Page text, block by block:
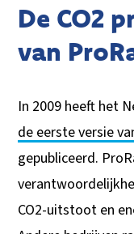
De CO2
van
In 2009 heeft het
de eerste versie
gepubliceerd.
CO2-uitstoot en